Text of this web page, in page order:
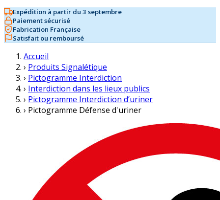
Expédition à partir du 3 septembre
Paiement sécurisé
Fabrication Française
Satisfait ou remboursé
Accueil
› Produits Signalétique
› Pictogramme Interdiction
› Interdiction dans les lieux publics
› Pictogramme Interdiction d’uriner
› Pictogramme Défense d'uriner